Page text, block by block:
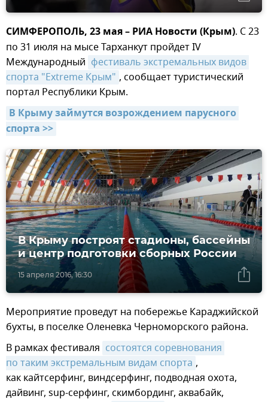
СИМФЕРОПОЛЬ, 23 мая – РИА Новости (Крым). С 23
по 31 июля на мысе Тарханкут пройдет IV
Международный фестиваль экстремальных видов
спорта "Extreme Крым" , сообщает туристический
портал Республики Крым.
В Крыму займутся возрождением парусного
спорта >>
15 апреля 2016, 16:30
В Крыму построят стадионы, бассейны
и центр подготовки сборных России
Мероприятие проведут на побережье Караджийской
бухты, в поселке Оленевка Черноморского района.
В рамках фестиваля состоятся соревнования
по таким экстремальным видам спорта ,
как кайтсерфинг, виндсерфинг, подводная охота,
дайвинг, sup-серфинг, скимбординг, аквабайк,